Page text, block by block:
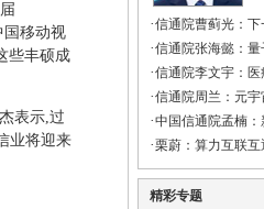
国移动视
些丰硕成
表示,过
业将迎来
·信通院曹蓟光：
·信通院张海懿：
·信通院李文宇：
·信通院周兰：元
·中国信通院孟楠
·栗蔚：算力互联
精彩专题